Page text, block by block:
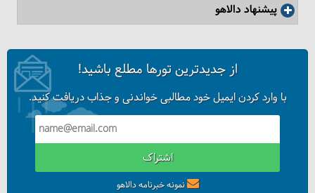
جاهای دیدنی استانبول و تفریحات آن
پیشنهاد دالاهو
از جدیدترین تورها مطلع باشید!
با وارد کردن ایمیل خود مطالبی خواندنی و جذاب دریافت کنید.
اشتراک
نمونه خبرنامه دالاهو